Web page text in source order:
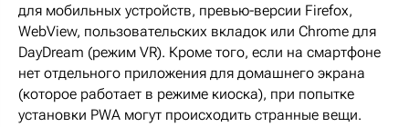
для мобильных устройств, превью-версии Firefox,
WebView, пользовательских вкладок или Chrome для
DayDream (режим VR). Кроме того, если на смартфоне
нет отдельного приложения для домашнего экрана
(которое работает в режиме киоска), при попытке
установки PWA могут происходить странные вещи.